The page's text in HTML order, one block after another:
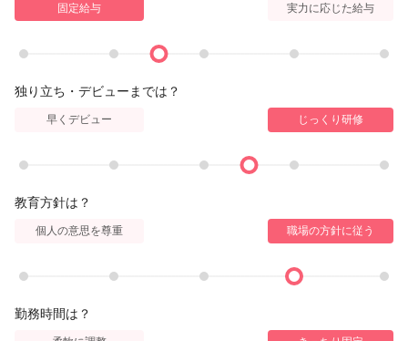
固定給与 実力に応じた給与
独り立ち・デビューまでは？
早くデビュー じっくり研修
教育方針は？
個人の意思を尊重 職場の方針に従う
勤務時間は？